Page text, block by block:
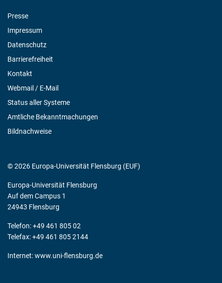
Presse
Impressum
Datenschutz
Barrierefreiheit
Kontakt
Webmail / E-Mail
Status aller Systeme
Amtliche Bekanntmachungen
Bildnachweise
© 2026 Europa-Universität Flensburg (EUF)
Europa-Universität Flensburg
Auf dem Campus 1
24943 Flensburg
Telefon: +49 461 805 02
Telefax: +49 461 805 2144
Internet:www.uni-flensburg.de